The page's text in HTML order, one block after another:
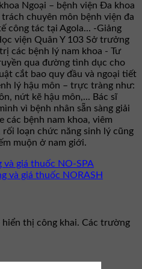
Ngoại – bệnh viện Đa khoa
chuyên môn bệnh viện đa
công tác tại Agola... -Giảng
viện Quân Y 103 Sở trưởng
các bệnh lý nam khoa - Tư
qua đường tình dục cho
cắt bao quy đầu và ngoại tiết
lý hậu môn – trực tràng như:
nứt kẽ hậu môn,... Bác sĩ
vì bệnh nhân sẵn sàng giải
các bệnh nam khoa, viêm
loạn chức năng sinh lý cũng
muộn ở nam giới.
và giá thuốc NO-SPA
và giá thuốc NORASH
hiển thị công khai. Các trường